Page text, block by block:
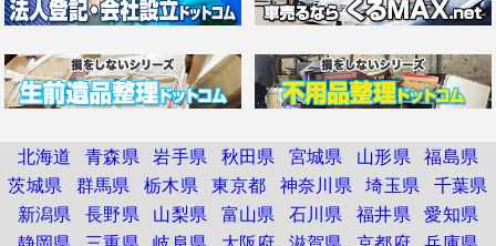
北海道 青森県 岩手県 秋田県 宮城県 山形県 福島県
茨城県
群馬県 栃木県 東京都 神奈川県 埼玉県
千葉県
新潟県
長野県 山梨県 富山県 石川県 福井県 愛知県